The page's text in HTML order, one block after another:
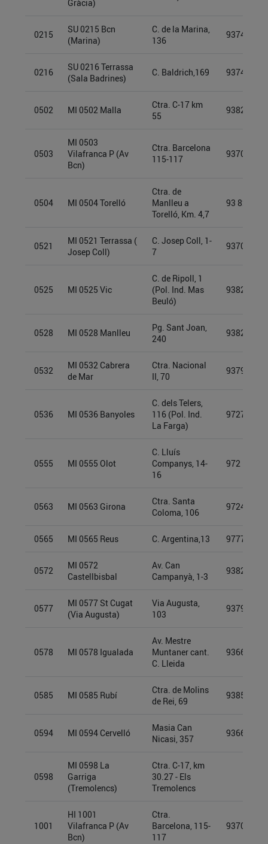
Gràcia)
0215
SU 0215 Bcn
(Marina)
C. de la Marina,
136
0216
SU 0216 Terrassa
(Sala Badrines)
C. Baldrich,169
0502 MI 0502 Malla
Ctra. C-17 km
55
0503
MI 0503
Vilafranca P (Av
Bcn)
Ctra. Barcelona
115-117
0504 MI 0504 Torelló
Ctra. de
Manlleu a
Torelló, Km. 4,7
93 825 34
0521
MI 0521 Terrassa (
Josep Coll)
C. Josep Coll, 1-
7
0525 MI 0525 Vic
C. de Ripoll, 1
(Pol. Ind. Mas
Beuló)
0528 MI 0528 Manlleu
Pg. Sant Joan,
240
0532
MI 0532 Cabrera
de Mar
Ctra. Nacional
II, 70
0536 MI 0536 Banyoles
C. dels Telers,
116 (Pol. Ind.
La Farga)
0555 MI 0555 Olot
C. Lluís
Companys, 14-
16
972 13 22
0563 MI 0563 Girona
Ctra. Santa
Coloma, 106
0565 MI 0565 Reus C. Argentina,13
0572
MI 0572
Castellbisbal
Av. Can
Campanyà, 1-3
0577
MI 0577 St Cugat
(Via Augusta)
Via Augusta,
103
0578 MI 0578 Igualada
Av. Mestre
Muntaner cant.
C. Lleida
0585 MI 0585 Rubí
Ctra. de Molins
de Rei, 69
0594 MI 0594 Cervelló
Masia Can
Nicasi, 357
0598
MI 0598 La
Garriga
(Tremolencs)
Ctra. C-17, km
30.27 - Els
Tremolencs
1001
HI 1001
Vilafranca P (Av
Bcn)
Ctra.
Barcelona, 115-
117